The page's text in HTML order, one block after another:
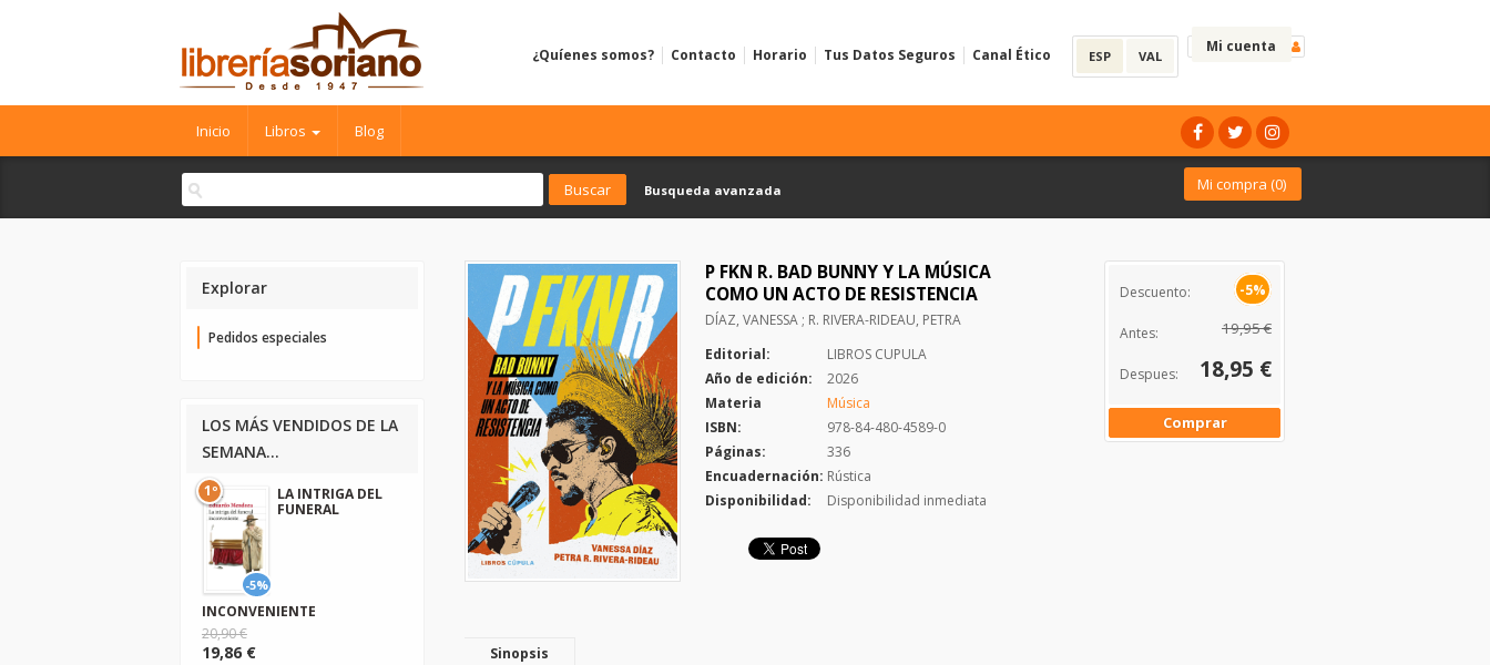
Mi cuenta
ESP VAL
¿Quíenes somos? Contacto Horario Tus Datos Seguros Canal Ético
Inicio Libros Blog
Busqueda avanzada Mi compra (0)
P FKN R. BAD BUNNY Y LA MÚSICA
COMO UN ACTO DE RESISTENCIA
DÍAZ, VANESSA ; R. RIVERA-RIDEAU, PETRA
Editorial:
LIBROS CUPULA
Año de edición:
2026
Materia
Música
ISBN:
978-84-480-4589-0
Páginas:
336
Encuadernación: Rústica
Disponibilidad:
Disponibilidad inmediata
Descuento: -5%
Antes: 19,95 €
Despues: 18,95 €
Comprar
Sinopsis
Explorar
Pedidos especiales
LOS MÁS VENDIDOS DE LA
SEMANA...
-5%
1º
LA INTRIGA DEL
FUNERAL
INCONVENIENTE
20,90 €
19,86 €